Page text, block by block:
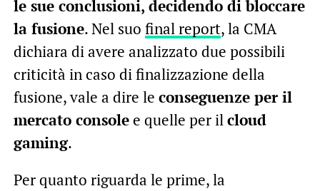
le sue conclusioni, decidendo di bloccare
la fusione. Nel suo final report, la CMA
dichiara di avere analizzato due possibili
criticità in caso di finalizzazione della
fusione, vale a dire le conseguenze per il
mercato consolee quelle per il cloud
gaming.
Per quanto riguarda le prime, la